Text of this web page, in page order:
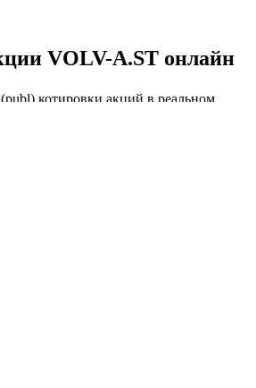
VOLV-A.ST онлайн
котировки акций в реальном